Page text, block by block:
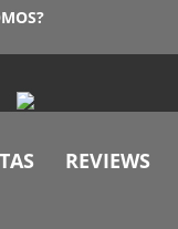
REVIEWS